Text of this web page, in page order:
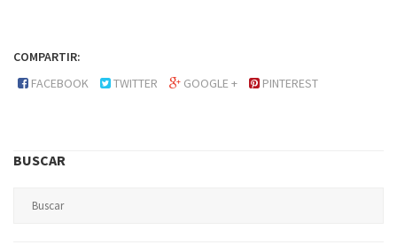
COMPARTIR:
FACEBOOK
TWITTER GOOGLE + PINTEREST
BUSCAR